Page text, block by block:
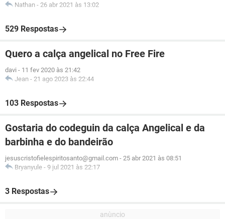
Nathan - 26 abr 2021 às 13:02
529 Respostas
Quero a calça angelical no Free Fire
davi - 11 fev 2020 às 21:42
Jean - 21 ago 2023 às 22:44
103 Respostas
Gostaria do codeguin da calça Angelical e da
barbinha e do bandeirão
jesuscristofielespiritosanto@gmail.com - 25 abr 2021 às 08:51
Bryanyule - 9 jul 2021 às 22:17
3 Respostas